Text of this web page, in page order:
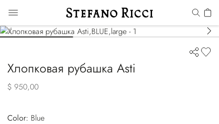
Хлопковая рубашка Asti
$ 950,00
Color:
blue